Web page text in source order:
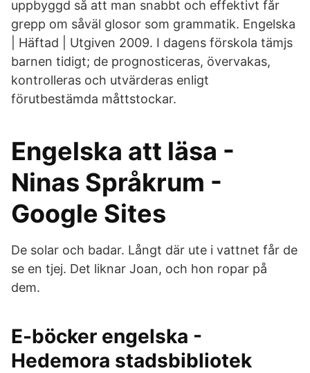
uppbyggd så att man snabbt och effektivt får
grepp om såväl glosor som grammatik. Engelska
| Häftad | Utgiven 2009. I dagens förskola tämjs
barnen tidigt; de prognosticeras, övervakas,
kontrolleras och utvärderas enligt
förutbestämda måttstockar.
Engelska att läsa -
Ninas Språkrum -
Google Sites
De solar och badar. Långt där ute i vattnet får de
se en tjej. Det liknar Joan, och hon ropar på
dem.
E-böcker engelska -
Hedemora stadsbibliotek